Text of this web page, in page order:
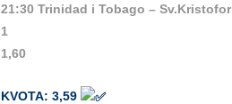
21:30 Trinidad i Tobago – Sv.Kristofor
1
1,60
KVOTA: 3,59